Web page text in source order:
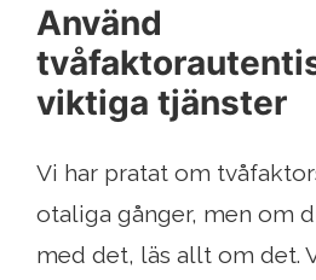
Använd
viktiga tjänster
Vi har pratat om
otaliga gånger, men om
med det, läs allt om det.